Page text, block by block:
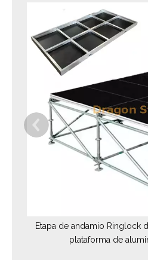
Etapa de andamio Ringlock
plataforma de